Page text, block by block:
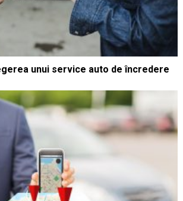
unui service auto de încredere